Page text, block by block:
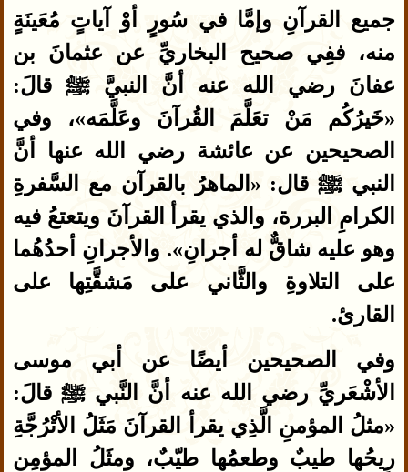
جميع القرآنِ وإمَّا في سُورٍ أوْ آياتٍ مُعَينَةٍ
منه، ففِي صحيح البخاريِّ عن عثمانَ بن
عفانَ رضي الله عنه أنَّ النبيَّ ﷺ قالَ:
«خَيرُكُم مَنْ تعَلَّمَ القُرآنَ وعَلَّمَه»، وفي
الصحيحين عن عائشة رضي الله عنها أنَّ
النبي ﷺ قال: «الماهرُ بالقرآن مع السَّفرةِ
الكرامِ البررة، والذي يقرأ القرآنَ ويتعتعُ فيه
وهو عليه شاقٌّ له أجرانِ». والأجرانِ أحدُهُما
على التلاوةِ والثَّاني على مَشقَّتِها على
القارئ.
وفي الصحيحين أيضًا عن أبي موسى
الأشْعَريِّ رضي الله عنه أنَّ النَّبي ﷺ قالَ:
«مثلُ المؤمنِ الَّذِي يقرأ القرآنَ مَثَلُ الأتْرُجَّةِ
ريحُها طيبٌ وطعمُها طيّبٌ، ومثَلُ المؤمِن